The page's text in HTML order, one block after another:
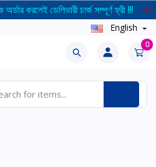
করলেই ডেলিভারী চার্জ সম্পূর্ণ ফ্রী !!! X
English
0